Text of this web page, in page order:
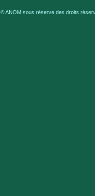
© ANOM sous réserve des droits